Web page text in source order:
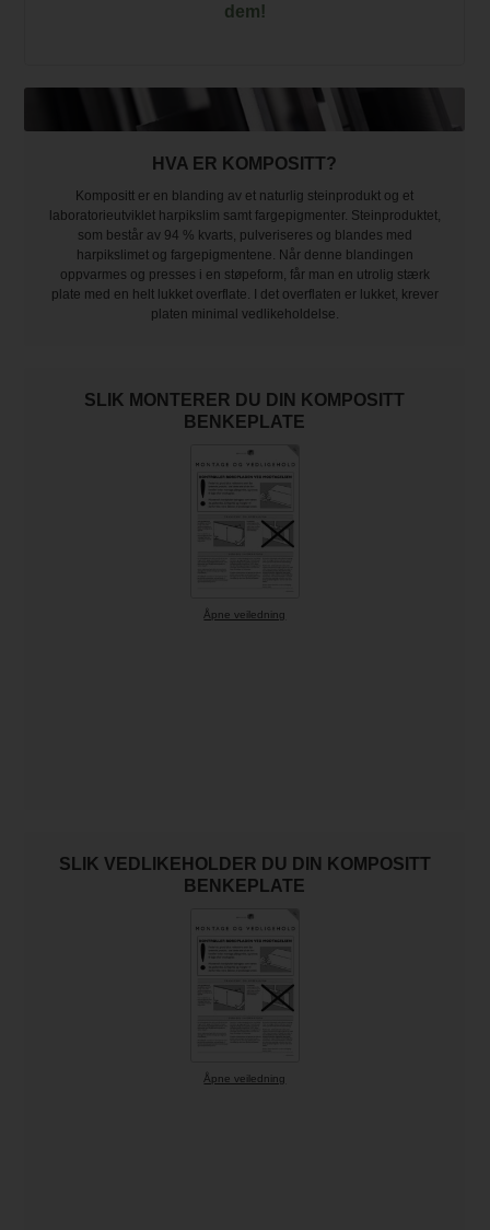
dem!
HVA ER KOMPOSITT?
Kompositt er en blanding av et naturlig steinprodukt og et
laboratorieutviklet harpikslim samt fargepigmenter. Steinproduktet,
som består av 94 % kvarts, pulveriseres og blandes med
harpikslimet og fargepigmentene. Når denne blandingen
oppvarmes og presses i en støpeform, får man en utrolig stærk
plate med en helt lukket overflate. I det overflaten er lukket, krever
platen minimal vedlikeholdelse.
SLIK MONTERER DU DIN KOMPOSITT
BENKEPLATE
Åpne veiledning
SLIK VEDLIKEHOLDER DU DIN KOMPOSITT
BENKEPLATE
Åpne veiledning